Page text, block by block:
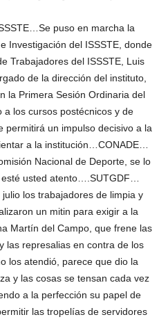
puso en marcha la
Investigación del ISSSTE, donde
Trabajadores del ISSSTE, Luis
de la dirección del instituto,
la Primera Sesión Ordinaria del
los cursos postécnicos y de
permitirá un impulso decisivo a la
a la institución…CONADE…
Nacional de Deporte, se lo
usted atento….SUTGDF…
los trabajadores de limpia y
un mitin para exigir a la
Martín del Campo, que frene las
las represalias en contra de los
los atendió, parece que dio la
y las cosas se tensan cada vez
a la perfección su papel de
las tropelías de servidores